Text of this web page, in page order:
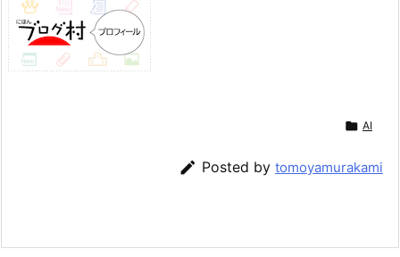
 AI
 Posted by tomoyamurakami